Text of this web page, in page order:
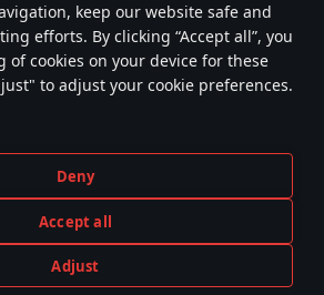
keep our website safe and
efforts. By clicking “Accept all”, you
of cookies on your device for these
to adjust your cookie preferences.
Deny
Accept all
Adjust
Empfehlung durch einen Waffen- oder Fahrzeughersteller.JETZT SPIELEN